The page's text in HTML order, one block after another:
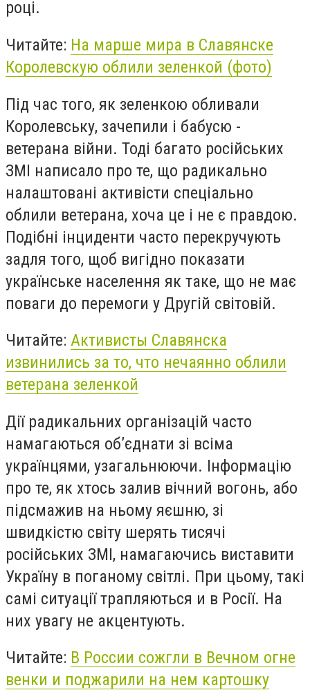
році.
Читайте: На марше мира в Славянске
Королевскую облили зеленкой (фото)
Під час того, як зеленкою обливали
Королевську, зачепили і бабусю -
ветерана війни. Тоді багато російських
ЗМІ написало про те, що радикально
налаштовані активісти спеціально
облили ветерана, хоча це і не є правдою.
Подібні інциденти часто перекручують
задля того, щоб вигідно показати
українське населення як таке, що не має
поваги до перемоги у Другій світовій.
Читайте: Активисты Славянска
извинились за то, что нечаянно облили
ветерана зеленкой
Дії радикальних організацій часто
намагаються об’єднати зі всіма
українцями, узагальнюючи. Інформацію
про те, як хтось залив вічний вогонь, або
підсмажив на ньому яєшню, зі
швидкістю світу шерять тисячі
російських ЗМІ, намагаючись виставити
Україну в поганому світлі. При цьому, такі
самі ситуації трапляються и в Росії. На
них увагу не акцентують.
Читайте: В России сожгли в Вечном огне
венки и поджарили на нем картошку